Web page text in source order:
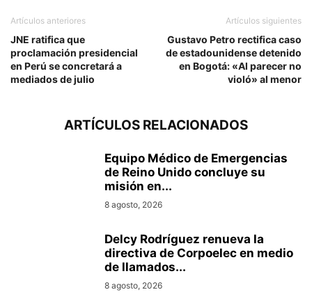
Artículos anteriores
JNE ratifica que
proclamación presidencial
en Perú se concretará a
mediados de julio
Artículos siguientes
Gustavo Petro rectifica caso
de estadounidense detenido
en Bogotá: «Al parecer no
violó» al menor
ARTÍCULOS RELACIONADOS
Equipo Médico de Emergencias
de Reino Unido concluye su
misión en...
8 agosto, 2026
Delcy Rodríguez renueva la
directiva de Corpoelec en medio
de llamados...
8 agosto, 2026